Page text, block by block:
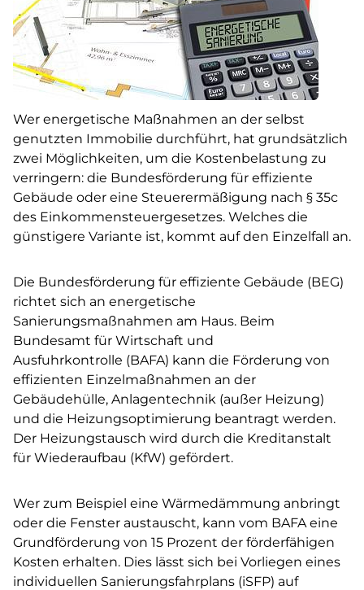
Wer energetische Maßnahmen an der selbst
genutzten Immobilie durchführt, hat grundsätzlich
zwei Möglichkeiten, um die Kostenbelastung zu
verringern: die Bundesförderung für effiziente
Gebäude oder eine Steuerermäßigung nach § 35c
des Einkommensteuergesetzes. Welches die
günstigere Variante ist, kommt auf den Einzelfall an.
Die Bundesförderung für effiziente Gebäude (BEG)
richtet sich an energetische
Sanierungsmaßnahmen am Haus. Beim
Bundesamt für Wirtschaft und
Ausfuhrkontrolle (BAFA) kann die Förderung von
effizienten Einzelmaßnahmen an der
Gebäudehülle, Anlagentechnik (außer Heizung)
und die Heizungsoptimierung beantragt werden.
Der Heizungstausch wird durch die Kreditanstalt
für Wiederaufbau (KfW) gefördert.
Wer zum Beispiel eine Wärmedämmung anbringt
oder die Fenster austauscht, kann vom BAFA eine
Grundförderung von 15 Prozent der förderfähigen
Kosten erhalten. Dies lässt sich bei Vorliegen eines
individuellen Sanierungsfahrplans (iSFP) auf